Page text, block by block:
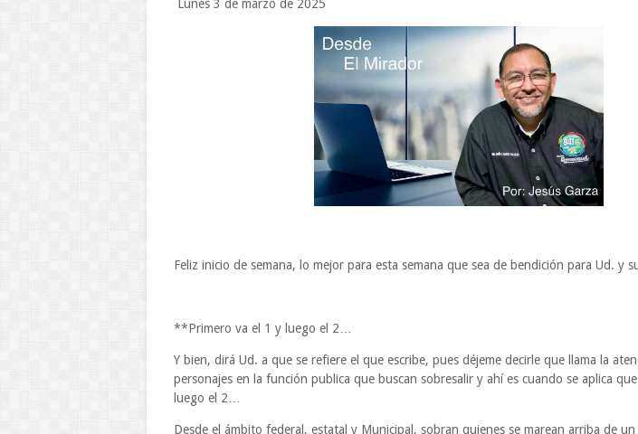
Lunes 3 de marzo de 2025
Feliz inicio de semana, lo mejor para esta semana que sea de bendición para Ud. y
**Primero va el 1 y luego el 2…
Y bien, dirá Ud. a que se refiere el que escribe, pues déjeme decirle que llama la
personajes en la función publica que buscan sobresalir y ahí es cuando se aplica
luego el 2…
Desde el ámbito federal, estatal y Municipal, sobran quienes se marean arriba de